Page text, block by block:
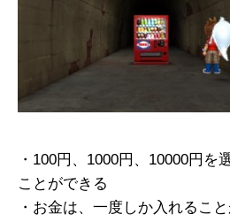
・100円、1000円、10000円を
ことができる
・お金は、一度しか入れるこ